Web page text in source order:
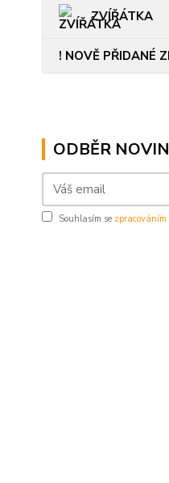
ZVÍŘÁTKA
! NOVĚ PŘIDANÉ
ODBĚR
Souhlasím se